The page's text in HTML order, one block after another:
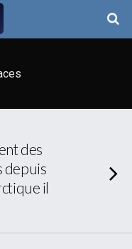
des
depuis
il